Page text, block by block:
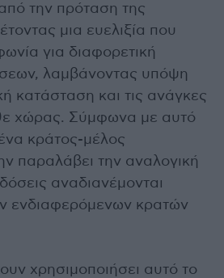
την πρόταση της
μια ευελιξία που
για διαφορετική
λαμβάνοντας υπόψη
κατάσταση και τις ανάγκες
χώρας. Σύμφωνα με αυτό
κράτος-μέλος
παραλάβει την αναλογική
αναδιανέμονται
ενδιαφερόμενων κρατών
χρησιμοποιήσει αυτό το